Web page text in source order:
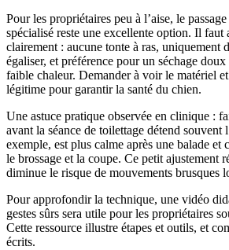
Pour les propriétaires peu à l’aise, le
spécialisé reste une excellente option. Il faut
clairement : aucune tonte à ras, uniquement
égaliser, et préférence pour un séchage
faible chaleur. Demander à voir le matériel
légitime pour garantir la santé du chien.
Une astuce pratique observée en clinique :
avant la séance de toilettage détend souvent
exemple, est plus calme après une balade et
le brossage et la coupe. Ce petit ajustement
diminue le risque de mouvements brusques
Pour approfondir la technique, une vidéo
gestes sûrs sera utile pour les propriétaires
Cette ressource illustre étapes et outils, et
écrits.